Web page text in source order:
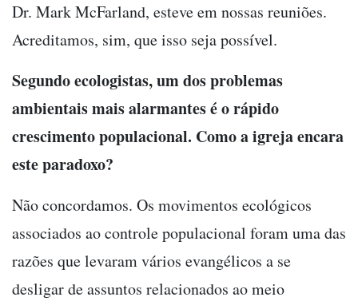
Dr. Mark McFarland, esteve em nossas reuniões.
Acreditamos, sim, que isso seja possível.
Segundo ecologistas, um dos problemas
ambientais mais alarmantes é o rápido
crescimento populacional. Como a igreja encara
este paradoxo?
Não concordamos. Os movimentos ecológicos
associados ao controle populacional foram uma das
razões que levaram vários evangélicos a se
desligar de assuntos relacionados ao meio